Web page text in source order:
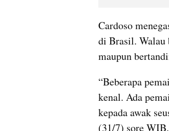
Cardoso
di Brasil. Walau
maupun
“Beberapa
kenal. Ada
kepada awak
(31/7) sore WIB.